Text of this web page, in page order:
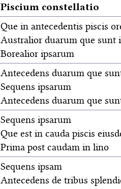
Piscium constellatio
Que in antecedentis piscis
Australior duarum que sunt
Borealior ipsarum
Antecedens duarum que
Sequens ipsarum
Antecedens duarum que
Sequens ipsarum
Que est in cauda piscis
Prima post caudam in lino
Sequens ipsam
Antecedens de tribus